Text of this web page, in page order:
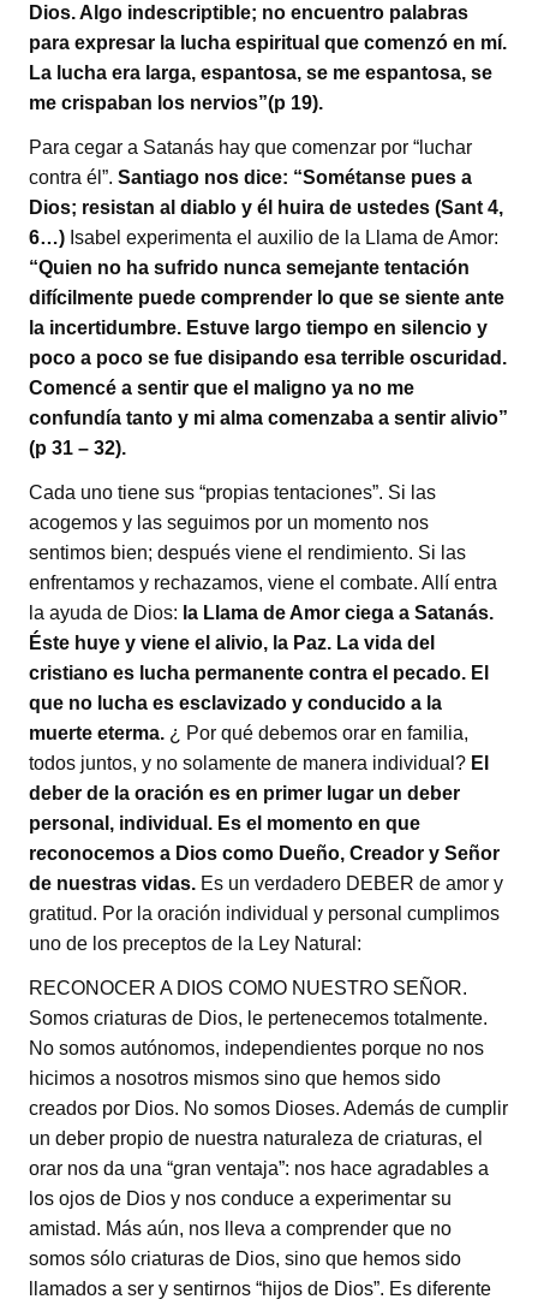
Dios. Algo indescriptible; no encuentro palabras
para expresar la lucha espiritual que comenzó en mí.
La lucha era larga, espantosa, se me espantosa, se
me crispaban los nervios”(p 19).
Para cegar a Satanás hay que comenzar por “luchar
contra él”. Santiago nos dice: “Sométanse pues a
Dios; resistan al diablo y él huira de ustedes (Sant 4,
6…) Isabel experimenta el auxilio de la Llama de Amor:
“Quien no ha sufrido nunca semejante tentación
difícilmente puede comprender lo que se siente ante
la incertidumbre. Estuve largo tiempo en silencio y
poco a poco se fue disipando esa terrible oscuridad.
Comencé a sentir que el maligno ya no me
confundía tanto y mi alma comenzaba a sentir alivio”
(p 31 – 32).
Cada uno tiene sus “propias tentaciones”. Si las
acogemos y las seguimos por un momento nos
sentimos bien; después viene el rendimiento. Si las
enfrentamos y rechazamos, viene el combate. Allí entra
la ayuda de Dios: la Llama de Amor ciega a Satanás.
Éste huye y viene el alivio, la Paz. La vida del
cristiano es lucha permanente contra el pecado. El
que no lucha es esclavizado y conducido a la
muerte eterma. ¿ Por qué debemos orar en familia,
todos juntos, y no solamente de manera individual? El
deber de la oración es en primer lugar un deber
personal, individual. Es el momento en que
reconocemos a Dios como Dueño, Creador y Señor
de nuestras vidas. Es un verdadero DEBER de amor y
gratitud. Por la oración individual y personal cumplimos
uno de los preceptos de la Ley Natural:
RECONOCER A DIOS COMO NUESTRO SEÑOR.
Somos criaturas de Dios, le pertenecemos totalmente.
No somos autónomos, independientes porque no nos
hicimos a nosotros mismos sino que hemos sido
creados por Dios. No somos Dioses. Además de cumplir
un deber propio de nuestra naturaleza de criaturas, el
orar nos da una “gran ventaja”: nos hace agradables a
los ojos de Dios y nos conduce a experimentar su
amistad. Más aún, nos lleva a comprender que no
somos sólo criaturas de Dios, sino que hemos sido
llamados a ser y sentirnos “hijos de Dios”. Es diferente